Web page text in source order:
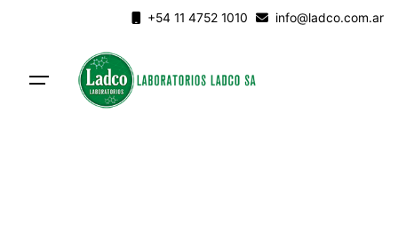
+54 11 4752 1010 info@ladco.com.ar